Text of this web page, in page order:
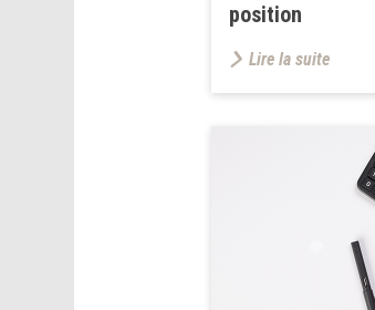
position
Lire la suite